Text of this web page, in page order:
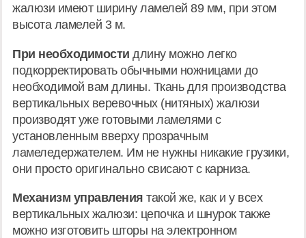
жалюзи имеют ширину ламелей 89 мм, при этом
высота ламелей 3 м.
При необходимости длину можно легко
подкорректировать обычными ножницами до
необходимой вам длины. Ткань для производства
вертикальных веревочных (нитяных) жалюзи
производят уже готовыми ламелями с
установленным вверху прозрачным
ламеледержателем. Им не нужны никакие грузики,
они просто оригинально свисают с карниза.
Механизм управления такой же, как и у всех
вертикальных жалюзи: цепочка и шнурок также
можно изготовить шторы на электронном